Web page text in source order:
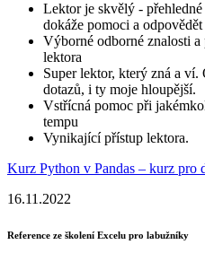
Lektor je skvělý -
dokáže pomoci a
Výborné odborné znalosti a
lektora
Super lektor, který zná a
dotazů, i ty moje hloupější.
Vstřícná pomoc při
tempu
Vynikající přístup lektora.
Kurz Python v Pandas – kurz pro
16.11.2022
Reference ze školení Excelu pro labužníky